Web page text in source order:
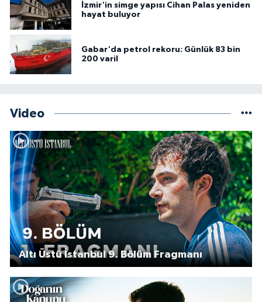
İzmir'in simge yapısı Cihan Palas yeniden
hayat buluyor
Gabar'da petrol rekoru: Günlük 83 bin
200 varil
Video
Altı Üstü İstanbul 9. Bölüm Fragmanı